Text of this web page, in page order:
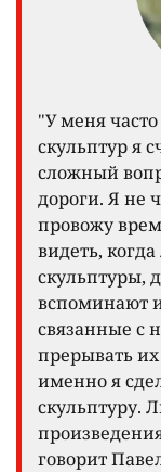
"У меня
скульптур я
сложный
дороги. Я не
провожу
видеть,
скульптуры,
вспоминают
связанные с
прерывать
именно я
скульптуру.
говорит